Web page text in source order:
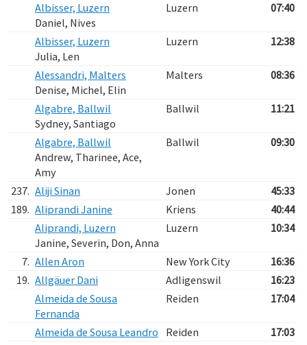
Albisser, Luzern
Daniel, Nives
Luzern 07:40
Albisser, Luzern
Julia, Len
Luzern 12:38
Alessandri, Malters
Denise, Michel, Elin
Malters 08:36
Algabre, Ballwil
Sydney, Santiago
Ballwil 11:21
Algabre, Ballwil
Andrew, Tharinee, Ace,
Amy
Ballwil 09:30
237. Aliji Sinan Jonen
45:33
189. Aliprandi Janine Kriens
40:44
Aliprandi, Luzern
Janine, Severin, Don, Anna
Luzern 10:34
7. Allen Aron New York City
16:36
19. Allgäuer Dani Adligenswil
16:23
Almeida de Sousa
Fernanda
Reiden 17:04
Almeida de Sousa Leandro Reiden
17:03